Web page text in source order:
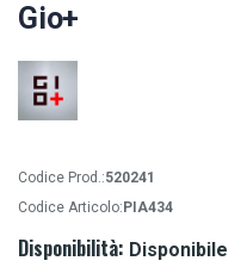
Gio+
Codice Prod.:520241
Codice Articolo: PIA434
Disponibilità: Disponibile